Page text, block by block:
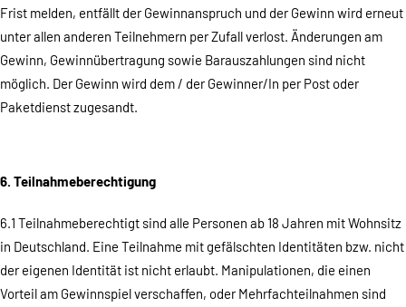
Frist melden, entfällt der Gewinnanspruch und der Gewinn wird erneut
unter allen anderen Teilnehmern per Zufall verlost. Änderungen am
Gewinn, Gewinnübertragung sowie Barauszahlungen sind nicht
möglich. Der Gewinn wird dem / der Gewinner/In per Post oder
Paketdienst zugesandt.
6. Teilnahmeberechtigung
6.1 Teilnahmeberechtigt sind alle Personen ab 18 Jahren mit Wohnsitz
in Deutschland. Eine Teilnahme mit gefälschten Identitäten bzw. nicht
der eigenen Identität ist nicht erlaubt. Manipulationen, die einen
Vorteil am Gewinnspiel verschaffen, oder Mehrfachteilnahmen sind